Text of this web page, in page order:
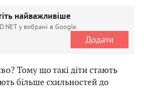
найважливіше
у вибрані в Google
Додати
Тому що такі діти стають
більше схильностей до